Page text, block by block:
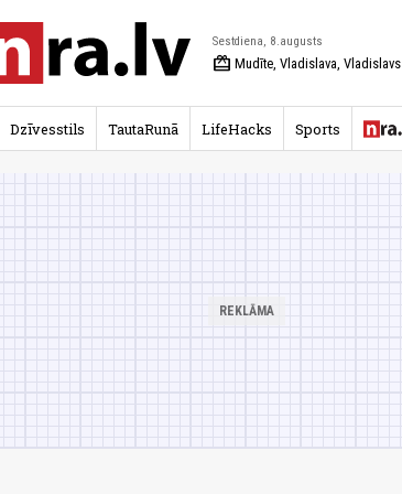
Sestdiena, 8.augusts
redeem Mudīte, Vladislava, Vladislavs
Dzīvesstils TautaRunā LifeHacks Sports